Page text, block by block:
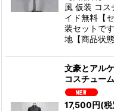
風 仮装 コス
イド無料【
装セットで
地【商品状
文豪とアル
コスチュー
17,500円(税